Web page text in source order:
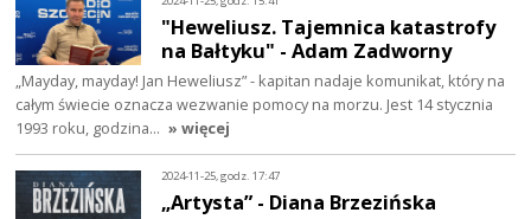
"Heweliusz. Tajemnica katastrofy
na Bałtyku" - Adam Zadworny
„Mayday, mayday! Jan Heweliusz” - kapitan nadaje komunikat, który na
całym świecie oznacza wezwanie pomocy na morzu. Jest 14 stycznia
1993 roku, godzina… » więcej
2024-11-25, godz. 17:47
„Artysta” - Diana Brzezińska